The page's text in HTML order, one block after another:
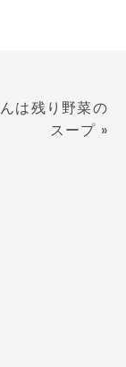
は残り野菜の
スープ »